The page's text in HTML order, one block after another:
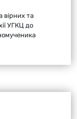
вірних та
УГКЦ до